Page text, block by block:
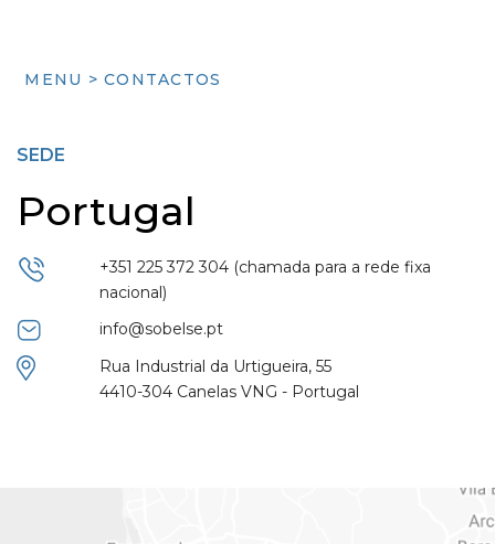
MENU > CONTACTOS
SEDE
Portugal
+351 225 372 304 (chamada para a rede fixa
nacional)
info@sobelse.pt
Rua Industrial da Urtigueira, 55
4410-304 Canelas VNG - Portugal